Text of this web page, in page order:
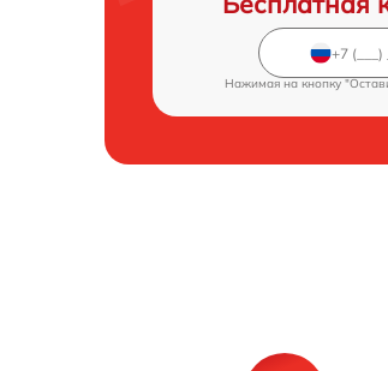
Нажимая на кнопку